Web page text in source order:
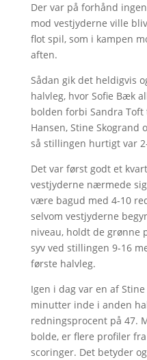
Der var på forhånd
mod vestjyderne ville
flot spil, som i kampen
aften.
Sådan gik det heldigvis
halvleg, hvor Sofie Bæk
bolden forbi Sandra Toft
Hansen, Stine Skogrand
så stillingen hurtigt var
Det var først godt et
vestjyderne nærmede
være bagud med 4-10
selvom vestjyderne
niveau, holdt de grønne
syv ved stillingen 9-16
første halvleg.
Igen i dag var en af
minutter inde i anden
redningsprocent på 47.
bolde, er flere profiler
scoringer. Det betyder